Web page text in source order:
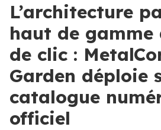
L’architecture
haut de gamme
de clic :
Garden déploie
catalogue
officiel